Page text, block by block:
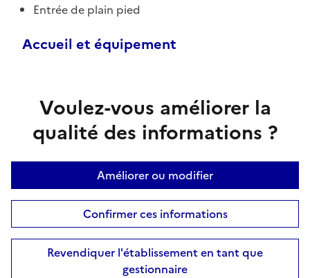
Entrée de plain pied
Accueil et équipement
Voulez-vous améliorer la
qualité des informations ?
Améliorer ou modifier
Confirmer ces informations
Revendiquer l'établissement en tant que
gestionnaire